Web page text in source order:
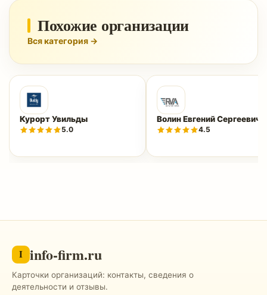
Похожие организации
Вся категория →
Курорт Увильды
5.0
Волин Евгений Сергеевич
4.5
I info-firm.ru
Карточки организаций: контакты, сведения о
деятельности и отзывы.